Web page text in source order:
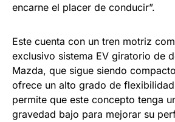
encarne el placer de conducir”.
Este cuenta con un tren motriz
exclusivo sistema EV giratorio de
Mazda, que sigue siendo
ofrece un alto grado de
permite que este concepto tenga
gravedad bajo para mejorar su